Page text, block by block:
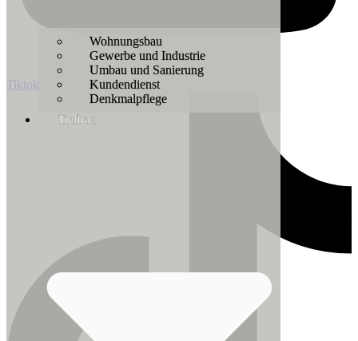
Wohnungsbau
Gewerbe und Industrie
Umbau und Sanierung
Kundendienst
Denkmalpflege
Tiefbau
Tiktok